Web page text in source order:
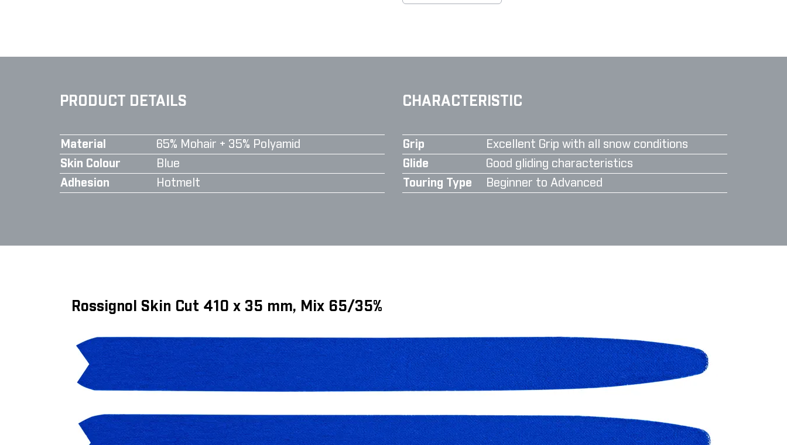
PRODUCT DETAILS
Material
65% Mohair + 35% Polyamid
Skin Colour
Blue
Adhesion
Hotmelt
CHARACTERISTIC
Grip
Excellent Grip with all snow conditions
Glide
Good gliding characteristics
Touring Type
Beginner to Advanced
Rossignol Skin Cut 410 x 35 mm, Mix 65/35%